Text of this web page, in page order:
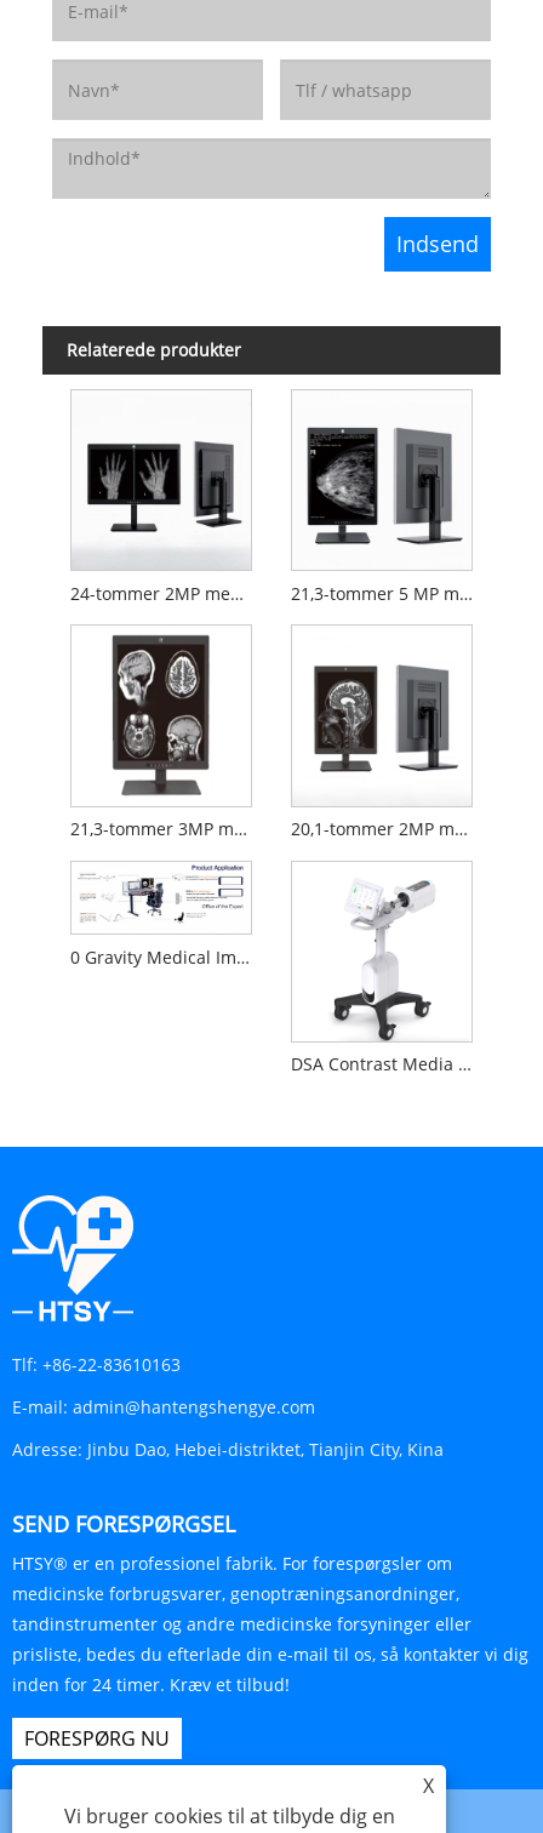
Relaterede produkter
24-tommer 2MP medicinsk diagnostisk skærm 21,3-tommer 5 MP medicinsk diagnostisk skærm
21,3-tommer 3MP medicinsk diagnostisk skærm 20,1-tommer 2MP medicinsk diagnostisk skærm
0 Gravity Medical Image Reading Workstation
DSA Contrast Media Injector
Tlf: +86-22-83610163
E-mail: admin@hantengshengye.com
Adresse: Jinbu Dao, Hebei-distriktet, Tianjin City, Kina
SEND FORESPØRGSEL
HTSY® er en professionel fabrik. For forespørgsler om
medicinske forbrugsvarer, genoptræningsanordninger,
tandinstrumenter og andre medicinske forsyninger eller
prisliste, bedes du efterlade din e-mail til os, så kontakter vi dig
inden for 24 timer. Kræv et tilbud!
FORESPØRG NU
X
Vi bruger cookies til at tilbyde dig en